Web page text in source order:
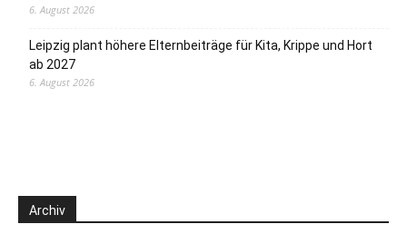
6. August 2026
Leipzig plant höhere Elternbeiträge für Kita, Krippe und Hort
ab 2027
6. August 2026
Archiv